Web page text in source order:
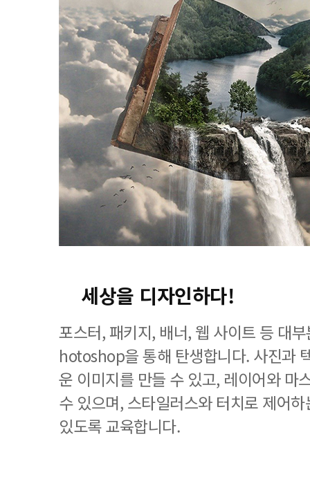
세상을 디자인하다!
포스터, 패키지, 배너, 웹 사이트 등 대
hotoshop을 통해 탄생합니다. 사진과
운 이미지를 만들 수 있고, 레이어와 마
수 있으며, 스타일러스와 터치로 제어
있도록 교육합니다.